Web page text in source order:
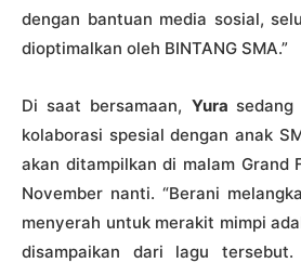
dengan bantuan media sosial,
dioptimalkan oleh BINTANG SMA.”
Di saat bersamaan, Yura sedang
kolaborasi spesial dengan anak
akan ditampilkan di malam Grand
November nanti. “Berani
menyerah untuk merakit mimpi
disampaikan dari lagu